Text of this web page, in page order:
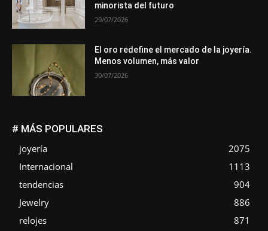
minorista del futuro
29/07/2026
El oro redefine el mercado de la joyería.
Menos volumen, más valor
30/07/2026
# MÁS POPULARES
joyería
2075
Internacional
1113
tendencias
904
Jewelry
886
relojes
871